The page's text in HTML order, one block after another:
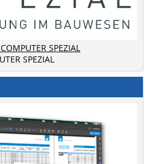
SPEZIAL
SPEZIAL